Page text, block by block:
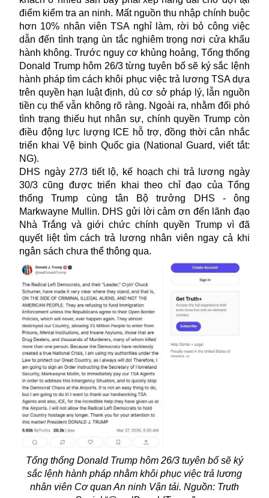
điểm kiểm tra an ninh. Mất nguồn thu nhập chính buộc
hơn 10% nhân viên TSAnghỉ làm, rời bỏ công việc
dẫn đến tình trạng ùn tắc nghiêm trọng nơi cửa khẩu
hành không. Trước nguy cơ khủng hoảng, Tổng thống
Donald Trump hôm 26/3 từng tuyên bố sẽ ký sắc lệnh
hành pháp tìm cách khôi phục việc trả lương TSA dựa
trên quyền hạn luật định, dù cơ sở pháp lý, lẫn nguồn
tiền cụ thể vẫn không rõ ràng. Ngoài ra, nhằm đối phó
tình trạng thiếu hụt nhân sự, chính quyền Trump còn
điều động lực lượng ICE hỗ trợ, đồng thời cân nhắc
triển khai Vệ binh Quốc gia (National Guard, viết tắt:
NG).
DHS ngày 27/3 tiết lộ, kế hoạch chi trả lương ngày
30/3 cũng được triển khai theo chỉ đạo của Tổng
thống Trump cùng tân Bộ trưởng DHS - ông
Markwayne Mullin. DHS gửi lời cảm ơn đến lãnh đạo
Nhà Trắng và giới chức chính quyền Trump vì đã
quyết liệt tìm cách trả lương nhân viên ngay cả khi
ngân sách chưa thể thông qua.
Tổng thống Donald Trump hôm 26/3 tuyên bố sẽ ký
sắc lệnh hành pháp nhằm khôi phục việc trả lương
nhân viên Cơ quan An ninh Vận tải. Nguồn: Truth